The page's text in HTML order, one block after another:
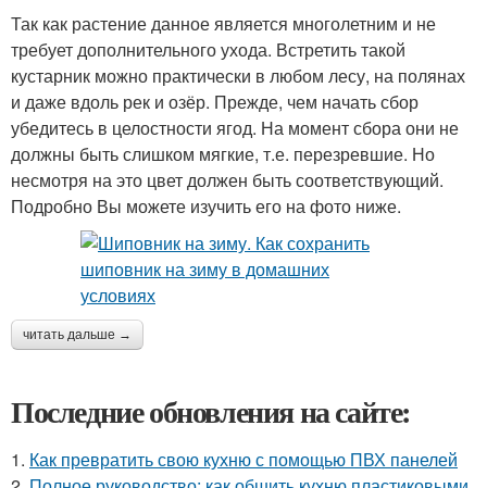
Так как растение данное является многолетним и не
требует дополнительного ухода. Встретить такой
кустарник можно практически в любом лесу, на полянах
и даже вдоль рек и озёр. Прежде, чем начать сбор
убедитесь в целостности ягод. На момент сбора они не
должны быть слишком мягкие, т.е. перезревшие. Но
несмотря на это цвет должен быть соответствующий.
Подробно Вы можете изучить его на фото ниже.
читать дальше →
Последние обновления на сайте:
1. Как превратить свою кухню с помощью ПВХ панелей